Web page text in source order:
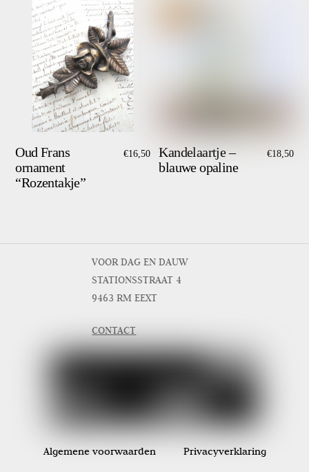
Oud Frans
ornament
“Rozentakje”
€16,50
Kandelaartje –
blauwe opaline
€18,50
VOOR DAG EN DAUW
STATIONSSTRAAT 4
9463 RM EEXT
CONTACT
Algemene voorwaarden Privacyverklaring